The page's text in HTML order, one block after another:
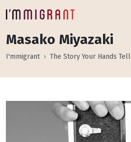
Masako Miyazaki
I'mmigrant The Story Your Hands Tell